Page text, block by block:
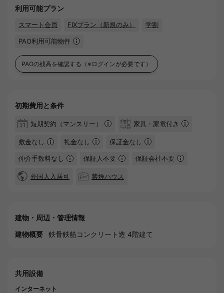
利用可能プラン
スマート会員 FIXプラン（新規のみ） 学割
PAO利用可能物件
PAOの残高を確認する （※ログインが必要です）
初期費用と条件
短期契約（マンスリー） 家具・家電付き
敷金なし 礼金なし 保証金なし
仲介手数料なし 保証人不要 保証会社不要
外国人入居可 禁煙ハウス
建物・周辺・管理情報
建物概要
鉄骨鉄筋コンクリート造 4階建て
共用設備
インターネット